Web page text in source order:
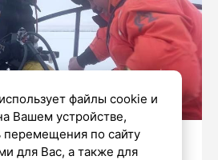
файлы cookie и
Вашем устройстве,
перемещения по сайту
для Вас, а также для